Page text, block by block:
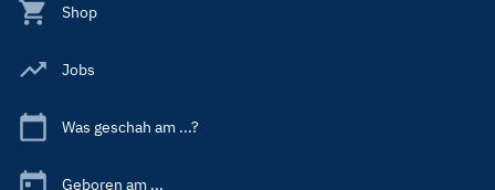
Shop
Jobs
Was geschah am ...?
Geboren am ...